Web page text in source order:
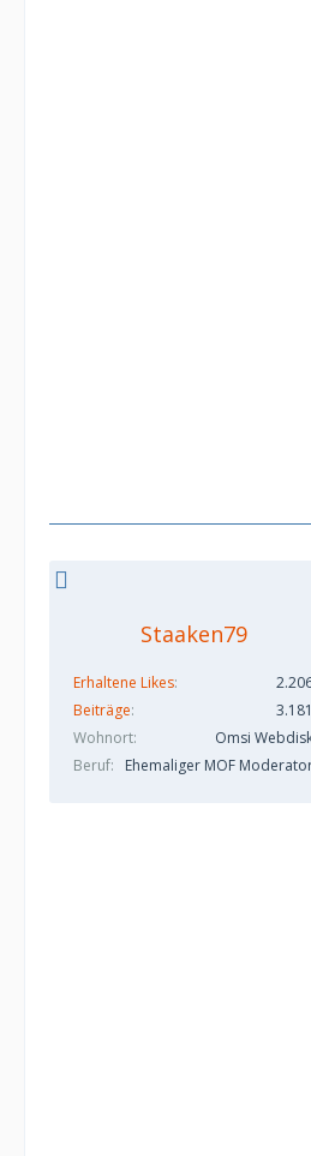
Staaken79
Erhaltene Likes
Beiträge
3.181
Wohnort
Omsi
Beruf
Ehemaliger MOF